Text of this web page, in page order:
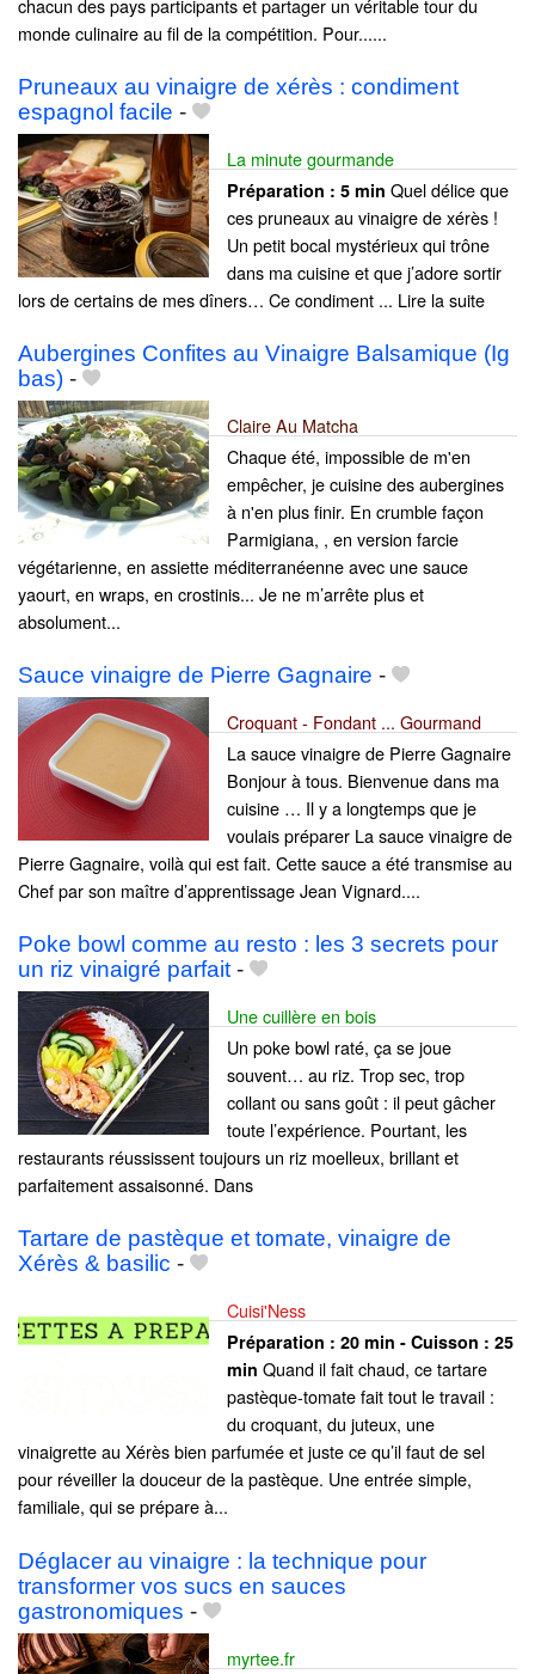
monde culinaire au fil de la compétition. Pour......
Pruneaux au vinaigre de xérès : condiment
espagnol facile -
La minute gourmande
Préparation : 5 min Quel délice que
ces pruneaux au vinaigre de xérès !
Un petit bocal mystérieux qui trône
dans ma cuisine et que j’adore sortir
lors de certains de mes dîners… Ce condiment ... Lire la suite
Aubergines Confites au Vinaigre Balsamique (Ig
bas) -
Claire Au Matcha
Chaque été, impossible de m'en
empêcher, je cuisine des aubergines
à n'en plus finir. En crumble façon
Parmigiana, , en version farcie
végétarienne, en assiette méditerranéenne avec une sauce
yaourt, en wraps, en crostinis... Je ne m’arrête plus et
absolument...
Sauce vinaigre de Pierre Gagnaire -
Croquant - Fondant ... Gourmand
La sauce vinaigre de Pierre Gagnaire
Bonjour à tous. Bienvenue dans ma
cuisine … Il y a longtemps que je
voulais préparer La sauce vinaigre de
Pierre Gagnaire, voilà qui est fait. Cette sauce a été transmise au
Chef par son maître d’apprentissage Jean Vignard....
Poke bowl comme au resto : les 3 secrets pour
un riz vinaigré parfait-
Une cuillère en bois
Un poke bowl raté, ça se joue
souvent… au riz. Trop sec, trop
collant ou sans goût : il peut gâcher
toute l’expérience. Pourtant, les
restaurants réussissent toujours un riz moelleux, brillant et
parfaitement assaisonné. Dans
Tartare de pastèque et tomate, vinaigre de
Xérès & basilic -
Cuisi'Ness
Préparation : 20 min - Cuisson : 25
min Quand il fait chaud, ce tartare
pastèque-tomate fait tout le travail :
du croquant, du juteux, une
vinaigrette au Xérès bien parfumée et juste ce qu’il faut de sel
pour réveiller la douceur de la pastèque. Une entrée simple,
familiale, qui se prépare à...
Déglacer au vinaigre : la technique pour
transformer vos sucs en sauces
gastronomiques -
myrtee.fr